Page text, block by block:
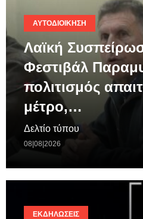
ΑΥΤΟΔΙΟΊΚΗΣΗ
Λαϊκή
Φεστιβάλ
πολιτισμός
μέτρο,…
Δελτίο τύπου
08|08|2026
ΕΚΔΗΛΏΣΕΙΣ